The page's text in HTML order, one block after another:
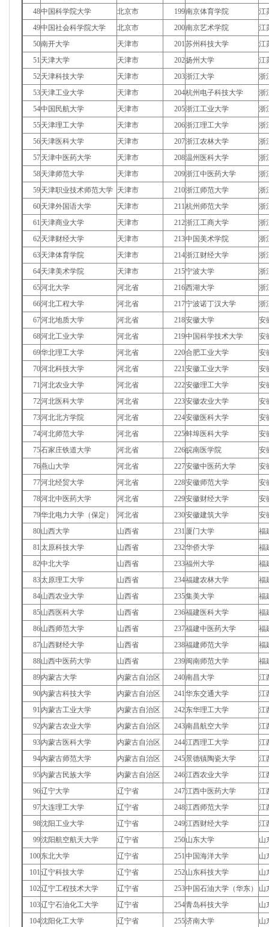
48中国科学院大学 北京市 199南京体育学院
江
49中国社会科学院大学 北京市 200南京艺术学院
江
50南开大学 天津市 201苏州科技大学
江
51 天津大学 天津市 202扬州大学
江
52天津科技大学 天津市 203浙江大学
浙
53天津工业大学 天津市 204杭州电子科技大学
浙
54中国民航大学 天津市 205浙江工业大学
浙
55天津理工大学 天津市 206浙江理工大学
浙
56天津医科大学 天津市 207浙江农林大学
浙
57天津中医药大学 天津市 208温州医科大学
浙
58天津师范大学 天津市 209浙江中医药大学
浙
59天津职业技术师范大学 天津市 210浙江师范大学
浙
60天津外国语大学 天津市 211杭州师范大学
浙
61 天津商业大学 天津市 212浙江工商大学
浙
62天津财经大学 天津市 213中国美术学院
浙
63天津体育学院 天津市 214浙江财经大学
浙
64天津美术学院 天津市 215宁波大学
浙
65河北大学 河北省 216西湖大学
浙
66河北工程大学 河北省 217宁波诺丁汉大学
浙
67河北地质大学 河北省 218安徽大学
安
68河北工业大学 河北省 219中国科学技术大学
安
69华北理工大学 河北省 220合肥工业大学
安
70河北科技大学 河北省 221安徽工业大学
安
71河北农业大学 河北省 222安徽理工大学
安
72河北医科大学 河北省 223安徽农业大学
安
73河北北方学院 河北省 224安徽医科大学
安
74河北师范大学 河北省 225蚌埠医科大学
安
75石家庄铁道大学 河北省 226皖南医学院
安
76燕山大学 河北省 227安徽中医药大学
安
77河北经贸大学 河北省 228安徽师范大学
安
78河北中医药大学 河北省 229安徽财经大学
安
79华北电力大学（保定） 河北省 230安徽建筑大学
安
80山西大学 山西省 231 厦门大学
福
81太原科技大学 山西省 232华侨大学
福
82中北大学 山西省 233福州大学
福
83太原理工大学 山西省 234福建农林大学
福
84山西农业大学 山西省 235集美大学
福
85山西医科大学 山西省 236福建医科大学
福
86山西师范大学 山西省 237福建中医药大学
福
87山西财经大学 山西省 238福建师范大学
福
88山西中医药大学 山西省 239闽南师范大学
福
89内蒙古大学 内蒙古自治区 240南昌大学
江
90内蒙古科技大学 内蒙古自治区 241华东交通大学
江
91 内蒙古工业大学 内蒙古自治区 242东华理工大学
江
92内蒙古农业大学 内蒙古自治区 243南昌航空大学
江
93内蒙古医科大学 内蒙古自治区 244江西理工大学
江
94内蒙古师范大学 内蒙古自治区 245景德镇陶瓷大学
江
95内蒙古民族大学 内蒙古自治区 246江西农业大学
江
96辽宁大学 辽宁省 247江西中医药大学
江
97大连理工大学 辽宁省 248江西师范大学
江
98沈阳工业大学 辽宁省 249江西财经大学
江
99沈阳航空航天大学 辽宁省 250山东大学
山
100东北大学 辽宁省 251中国海洋大学
山
101辽宁科技大学 辽宁省 252山东科技大学
山
102辽宁工程技术大学 辽宁省 253中国石油大学（华东）
山
103辽宁石油化工大学 辽宁省 254青岛科技大学
山
104沈阳化工大学 辽宁省 255济南大学 山